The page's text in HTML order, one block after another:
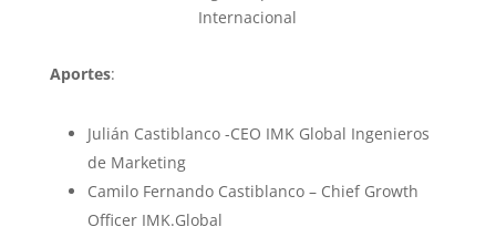
Internacional
Aportes:
Julián Castiblanco -CEO IMK Global Ingenieros
de Marketing
Camilo Fernando Castiblanco – Chief Growth
Officer IMK.Global